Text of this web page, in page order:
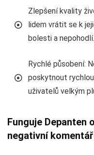
Zlepšení kvality
lidem vrátit se k
bolesti a nepohodlí.
Rychlé působení:
poskytnout
uživatelů velkým
Funguje Depanten
negativní